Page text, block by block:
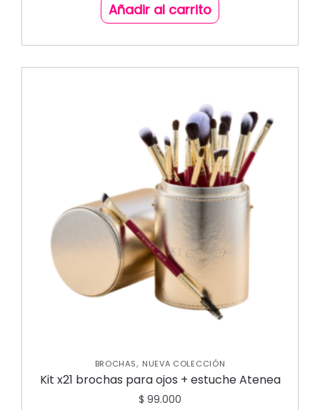
Añadir al carrito
BROCHAS, NUEVA COLECCIÓN
Kit x21 brochas para ojos + estuche Atenea
$ 99.000